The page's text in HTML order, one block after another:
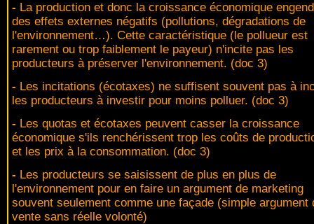
- La production et donc la croissance économique
des effets externes négatifs (pollutions, dégradations de
l'environnement…). Cette caractéristique (le pollueur est
rarement ou trop faiblement le payeur) n'incite pas les
producteurs à préserver l'environnement. (doc 3)
- Les incitations (écotaxes) ne suffisent souvent pas à
les producteurs à investir pour moins polluer. (doc 3)
- Les quotas et écotaxes peuvent casser la croissance
économique s'ils renchérissent trop les coûts de
et les prix à la consommation. (doc 3)
- Les producteurs se saisissent de plus en plus de
l'environnement pour en faire un argument de marketing
souvent seulement comme une façade (simple argument
vente sans réelle volonté)